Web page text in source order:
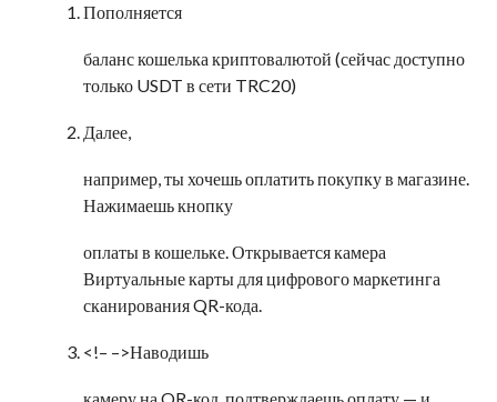
Пополняется
баланс кошелька криптовалютой (сейчас доступно
только USDT в сети TRC20)
Далее,
например, ты хочешь оплатить покупку в магазине.
Нажимаешь кнопку
оплаты в кошельке. Открывается камера
Виртуальные карты для цифрового маркетинга
сканирования QR-кода.
<!– –>Наводишь